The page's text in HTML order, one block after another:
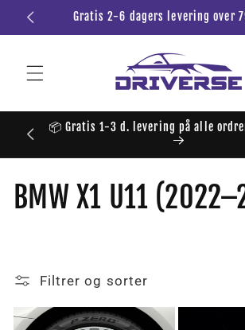
Gå til
Gratis 2-6 dagers levering over
📦 Gratis 1-3 d. levering på alle
S
m
BMW X1 U11
Filtrer og sorter